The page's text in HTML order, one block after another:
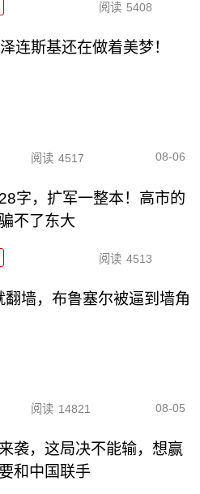
阅读 5408
连斯基还在做着美梦！
阅读 4517 08-06
字，扩军一整本！高市的
不了东大
阅读 4513
墙，布鲁塞尔被逼到墙角
阅读 14821 08-05
袭，这局决不能输，想赢
和中国联手